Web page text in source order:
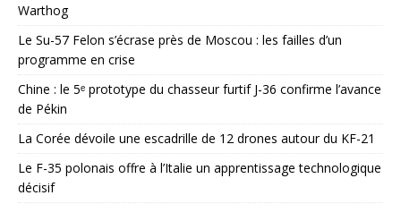
Warthog
Le Su-57 Felon s’écrase près de Moscou : les failles d’un
programme en crise
Chine : le 5ᵉ prototype du chasseur furtif J-36 confirme l’avance
de Pékin
La Corée dévoile une escadrille de 12 drones autour du KF-21
Le F-35 polonais offre à l’Italie un apprentissage technologique
décisif